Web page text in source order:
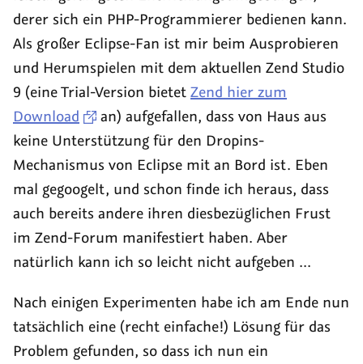
und
das
Auge
isst
mit!
Lebensgefühl
derer sich ein PHP-Programmierer bedienen kann.
Als großer Eclipse-Fan ist mir beim Ausprobieren
und Herumspielen mit dem aktuellen Zend Studio
9 (eine Trial-Version bietet Zend hier zum
Download
an) aufgefallen, dass von Haus aus
keine Unterstützung für den Dropins-
Mechanismus von Eclipse mit an Bord ist. Eben
mal gegoogelt, und schon finde ich heraus, dass
auch bereits andere ihren diesbezüglichen Frust
im Zend-Forum manifestiert haben. Aber
natürlich kann ich so leicht nicht aufgeben ...
Nach einigen Experimenten habe ich am Ende nun
tatsächlich eine (recht einfache!) Lösung für das
Problem gefunden, so dass ich nun ein